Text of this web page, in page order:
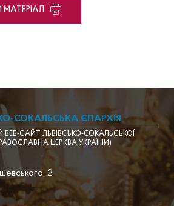
МАТЕРІАЛ
СОКАЛЬСЬКА ЄПАРХІЯ
ВЕБ-САЙТ ЛЬВІВСЬКО-СОКАЛЬСЬКОЇ
ЦЕРКВА УКРАЇНИ)
2